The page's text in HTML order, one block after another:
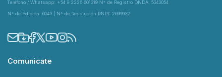
Teléfono / Whatsapp: +54 9 2226 601319 N° de Registro DNDA: 5343054
N° de Edición: 6043 | N° de Resolución RNPI: 2699932
Comunicate